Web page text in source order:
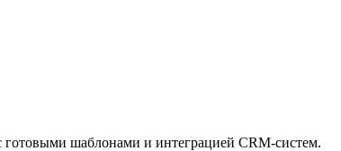
шаблонами и интеграцией CRM-систем.